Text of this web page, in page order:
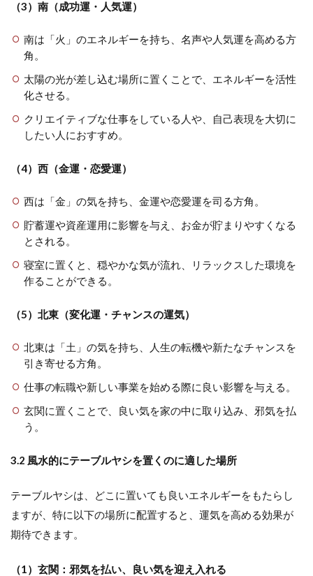
（3）南（成功運・人気運）
南は「火」のエネルギーを持ち、名声や人気運を高める方
角。
太陽の光が差し込む場所に置くことで、エネルギーを活性
化させる。
クリエイティブな仕事をしている人や、自己表現を大切に
したい人におすすめ。
（4）西（金運・恋愛運）
西は「金」の気を持ち、金運や恋愛運を司る方角。
貯蓄運や資産運用に影響を与え、お金が貯まりやすくなる
とされる。
寝室に置くと、穏やかな気が流れ、リラックスした環境を
作ることができる。
（5）北東（変化運・チャンスの運気）
北東は「土」の気を持ち、人生の転機や新たなチャンスを
引き寄せる方角。
仕事の転職や新しい事業を始める際に良い影響を与える。
玄関に置くことで、良い気を家の中に取り込み、邪気を払
う。
3.2 風水的にテーブルヤシを置くのに適した場所
テーブルヤシは、どこに置いても良いエネルギーをもたらし
ますが、特に以下の場所に配置すると、運気を高める効果が
期待できます。
（1）玄関：邪気を払い、良い気を迎え入れる